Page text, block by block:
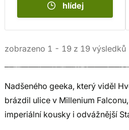
hlídej
zobrazeno 1 - 19 z 19 výsledků
Nadšeného geeka, který viděl
brázdil ulice v Millenium
imperiální kousky i odvážnější